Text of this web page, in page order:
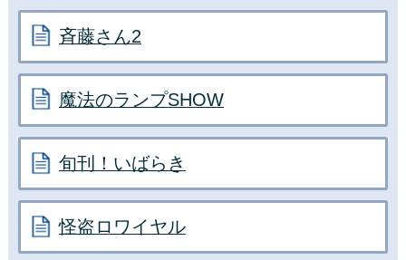
斉藤さん2
魔法のランプSHOW
旬刊！いばらき
怪盗ロワイヤル